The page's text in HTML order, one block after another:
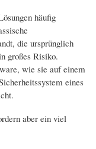
häufig
die ursprünglich
großes Risiko.
wie sie auf einem
eines
aber ein viel